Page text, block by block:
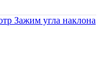
Зажим угла наклона